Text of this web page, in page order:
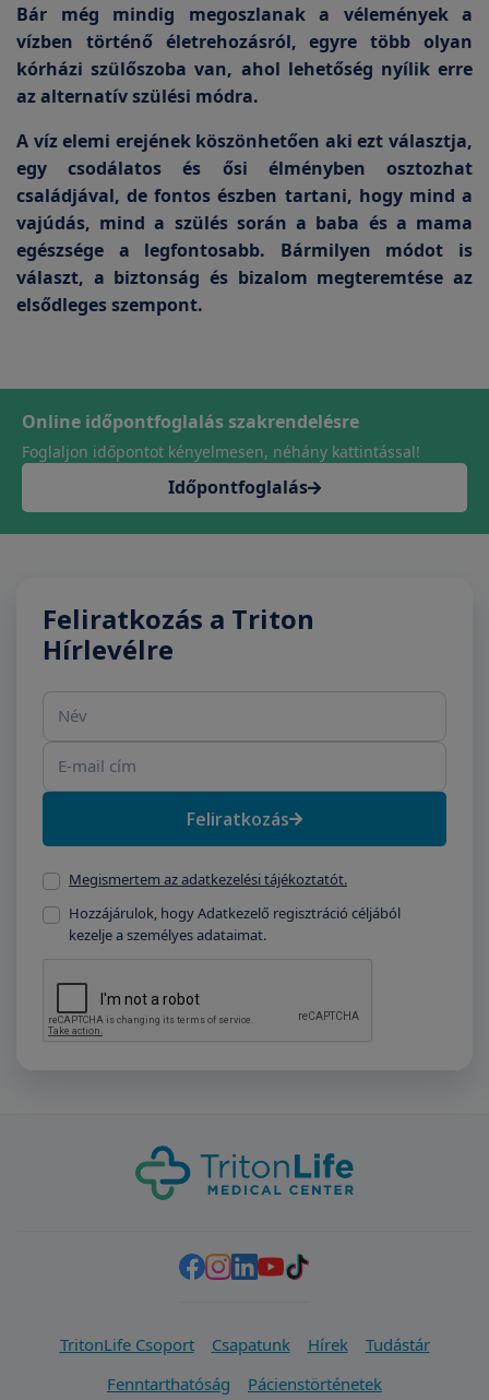
Bár még mindig megoszlanak a vélemények a
vízben történő életrehozásról, egyre több olyan
kórházi szülőszoba van, ahol lehetőség nyílik erre
az alternatív szülési módra.
A víz elemi erejének köszönhetően aki ezt választja,
egy csodálatos és ősi élményben osztozhat
családjával, de fontos észben tartani, hogy mind a
vajúdás, mind a szülés során a baba és a mama
egészsége a legfontosabb. Bármilyen módot is
választ, a biztonság és bizalom megteremtése az
elsődleges szempont.
Online időpontfoglalás szakrendelésre
Foglaljon időpontot kényelmesen, néhány kattintással!
Időpontfoglalás
Feliratkozás a Triton
Hírlevélre
Név
E-mail cím
Feliratkozás
Megismertem az adatkezelési tájékoztatót.
Hozzájárulok, hogy Adatkezelő regisztráció céljából
kezelje a személyes adataimat.
TritonLife Csoport Csapatunk Hírek
Tudástár
Fenntarthatóság
Pácienstörténetek